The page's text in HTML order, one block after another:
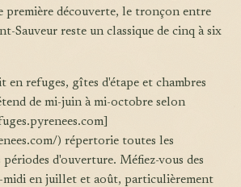
première découverte, le tronçon entre
Sauveur reste un classique de cinq à six
de mi-juin à mi-octobre selon
) répertorie toutes les
d'ouverture. Méfiez-vous des
midi en juillet et août, particulièrement